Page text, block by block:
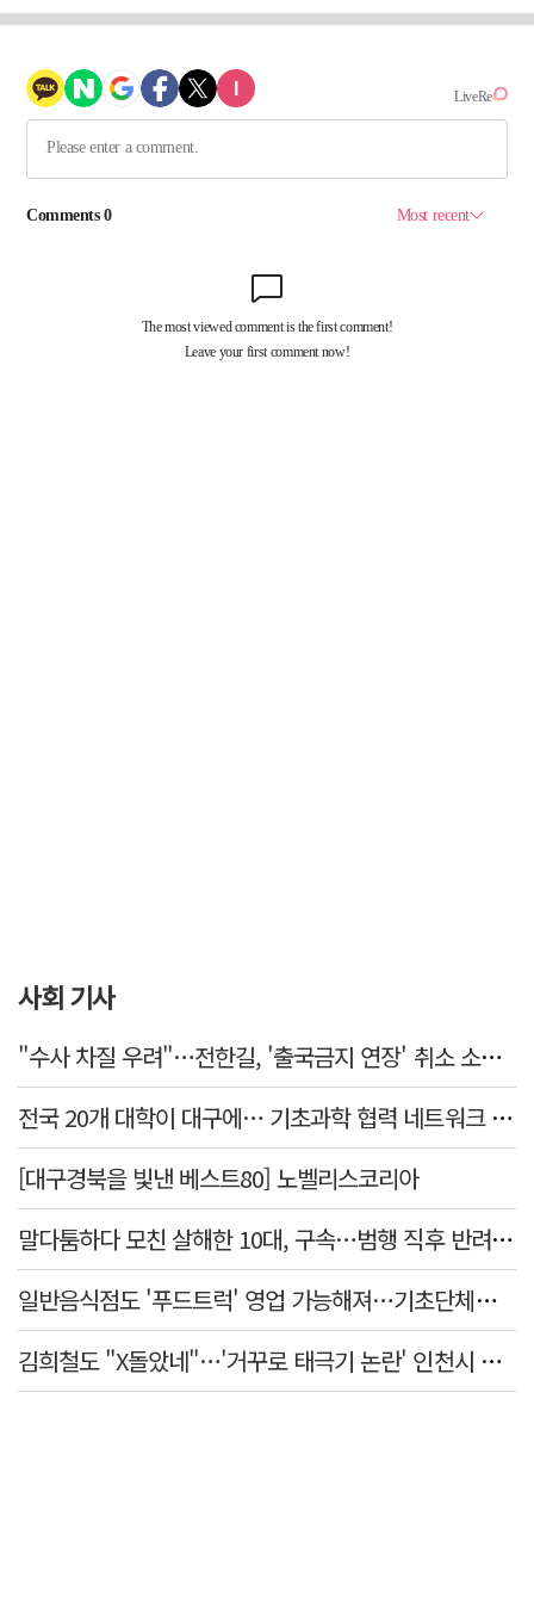
사회 기사
"수사 차질 우려"…전한길, '출국금지 연장' 취소 소송 패소
전국 20개 대학이 대구에… 기초과학 협력 네트워크 출범하다
[대구경북을 빛낸 베스트80] 노벨리스코리아
말다툼하다 모친 살해한 10대, 구속…범행 직후 반려견도 죽여
일반음식점도 '푸드트럭' 영업 가능해져…기초단체별 조례 개정 움직임
김희철도 "X돌았네"…'거꾸로 태극기 논란' 인천시 현수막, 이틀 만에 철거